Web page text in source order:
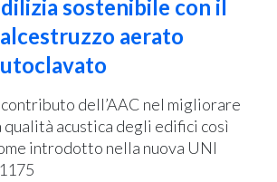
sostenibile con il
aerato
dell’AAC nel migliorare
qualità acustica degli edifici così
introdotto nella nuova UNI